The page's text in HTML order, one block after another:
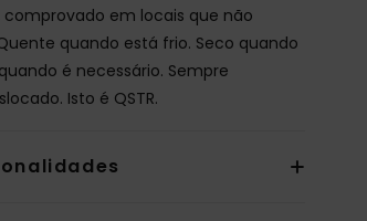
em locais que não
quando está frio. Seco quando
é necessário. Sempre
Isto é QSTR.